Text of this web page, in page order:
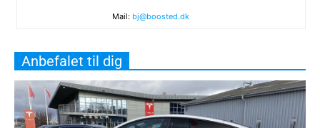
Mail: bj@boosted.dk